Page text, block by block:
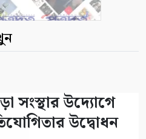
সংস্থার উদ্যোগে
উদ্বোধন